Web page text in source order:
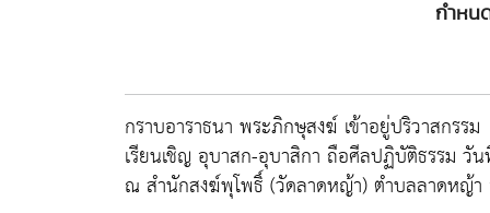
กำหน
กราบอาราธนา พระภิกษุสงฆ์ เข้าอยู่ปริวาสกรรม
เรียนเชิญ อุบาสก-อุบาสิกา ถือศีลปฏิบัติธรรม วั
ณ สำนักสงฆ์พุโพธิ์ (วัดลาดหญ้า) ตำบลลาดหญ้า